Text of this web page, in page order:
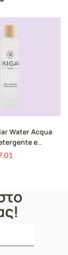
Water Acqua
e